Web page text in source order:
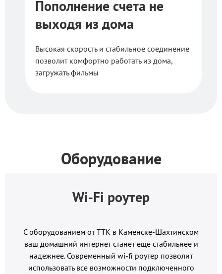
Пополнение счета не
выходя из дома
Высокая скорость и стабильное соединение
позволит комфортно работать из дома,
загружать фильмы
Оборудование
Wi-Fi роутер
С оборудованием от ТТК в Каменске-Шахтинском
ваш домашний интернет станет еще стабильнее и
надежнее. Современный wi-fi роутер позволит
использовать все возможности подключенного